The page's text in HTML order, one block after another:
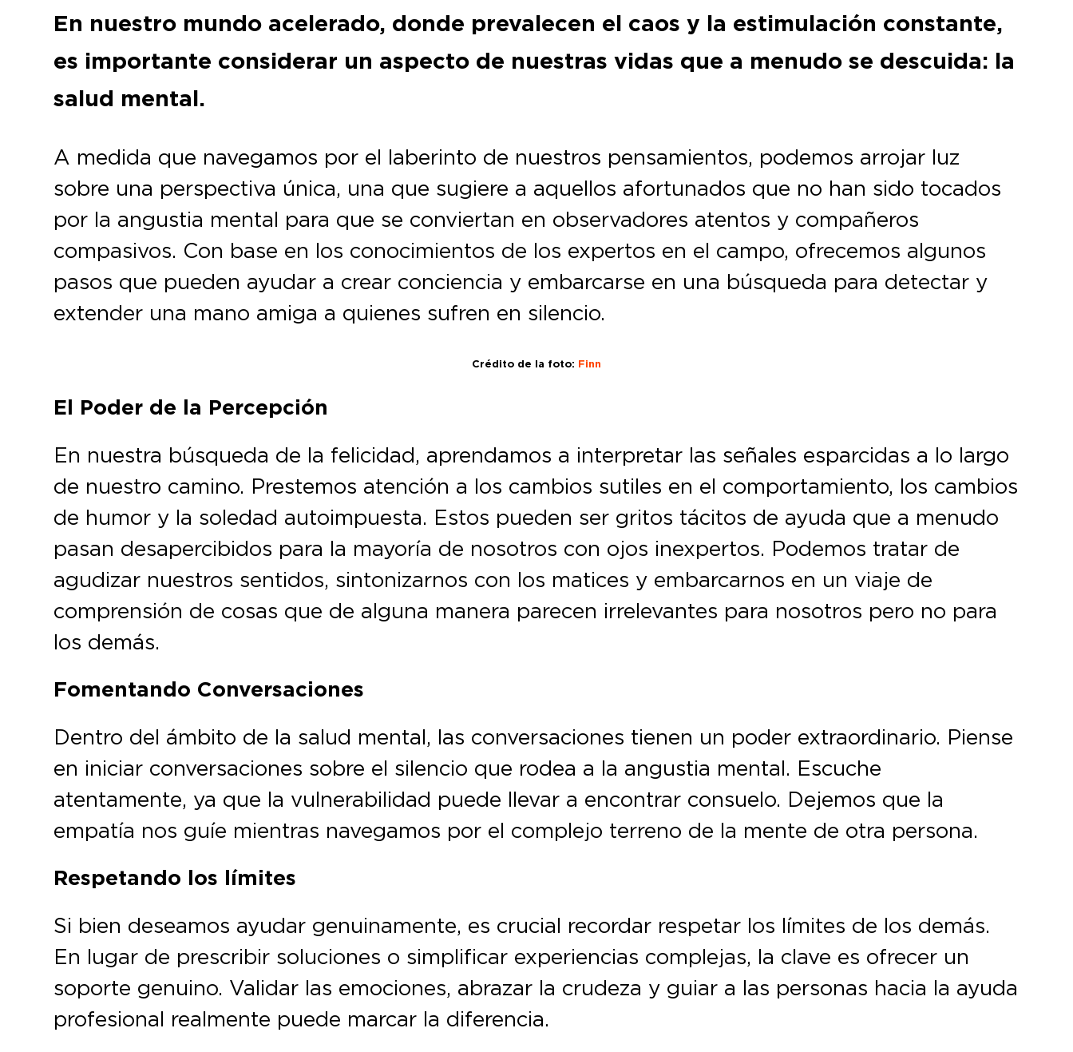
En nuestro mundo acelerado, donde prevalecen el caos y la estimulación constante,
es importante considerar un aspecto de nuestras vidas que a menudo se descuida: la
salud mental.
A medida que navegamos por el laberinto de nuestros pensamientos, podemos arrojar luz
sobre una perspectiva única, una que sugiere a aquellos afortunados que no han sido tocados
por la angustia mental para que se conviertan en observadores atentos y compañeros
compasivos. Con base en los conocimientos de los expertos en el campo, ofrecemos algunos
pasos que pueden ayudar a crear conciencia y embarcarse en una búsqueda para detectar y
extender una mano amiga a quienes sufren en silencio.
Crédito de la foto: Finn
El Poder de la Percepción
En nuestra búsqueda de la felicidad, aprendamos a interpretar las señales esparcidas a lo largo
de nuestro camino. Prestemos atención a los cambios sutiles en el comportamiento, los cambios
de humor y la soledad autoimpuesta. Estos pueden ser gritos tácitos de ayuda que a menudo
pasan desapercibidos para la mayoría de nosotros con ojos inexpertos. Podemos tratar de
agudizar nuestros sentidos, sintonizarnos con los matices y embarcarnos en un viaje de
comprensión de cosas que de alguna manera parecen irrelevantes para nosotros pero no para
los demás.
Fomentando Conversaciones
Dentro del ámbito de la salud mental, las conversaciones tienen un poder extraordinario. Piense
en iniciar conversaciones sobre el silencio que rodea a la angustia mental. Escuche
atentamente, ya que la vulnerabilidad puede llevar a encontrar consuelo. Dejemos que la
empatía nos guíe mientras navegamos por el complejo terreno de la mente de otra persona.
Respetando los límites
Si bien deseamos ayudar genuinamente, es crucial recordar respetar los límites de los demás.
En lugar de prescribir soluciones o simplificar experiencias complejas, la clave es ofrecer un
soporte genuino. Validar las emociones, abrazar la crudeza y guiar a las personas hacia la ayuda
profesional realmente puede marcar la diferencia.